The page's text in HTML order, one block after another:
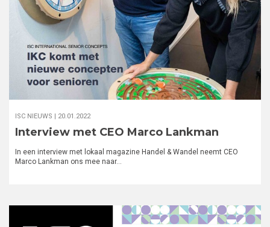
ISC NIEUWS | 20.01.2022
Interview met CEO Marco Lankman
In een interview met lokaal magazine Handel & Wandel neemt CEO
Marco Lankman ons mee naar…